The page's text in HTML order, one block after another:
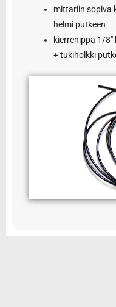
mittariin sopiva
helmi putkeen
kierrenippa 1/
+ tukiholkki